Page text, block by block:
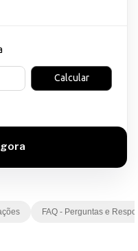
Calcular
FAQ - Perguntas e